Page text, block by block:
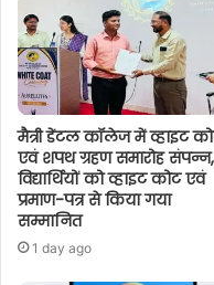
मैत्री डेंटल कॉलेज में व्हाइट
एवं शपथ ग्रहण समारोह संपन्न,
विद्यार्थियों को व्हाइट कोट एवं
प्रमाण-पत्र से किया गया
सम्मानित
1 day ago